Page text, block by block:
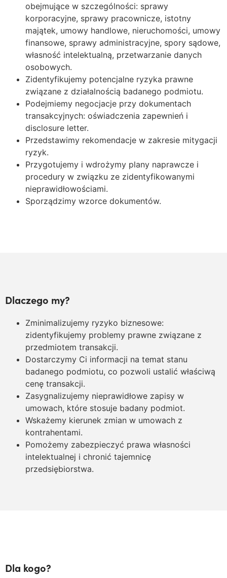
obejmujące w szczególności: sprawy
korporacyjne, sprawy pracownicze, istotny
majątek, umowy handlowe, nieruchomości, umowy
finansowe, sprawy administracyjne, spory sądowe,
własność intelektualną, przetwarzanie danych
osobowych.
Zidentyfikujemy potencjalne ryzyka prawne
związane z działalnością badanego podmiotu.
Podejmiemy negocjacje przy dokumentach
transakcyjnych: oświadczenia zapewnień i
disclosure letter.
Przedstawimy rekomendacje w zakresie mitygacji
ryzyk.
Przygotujemy i wdrożymy plany naprawcze i
procedury w związku ze zidentyfikowanymi
nieprawidłowościami.
Sporządzimy wzorce dokumentów.
Dlaczego my?
Zminimalizujemy ryzyko biznesowe:
zidentyfikujemy problemy prawne związane z
przedmiotem transakcji.
Dostarczymy Ci informacji na temat stanu
badanego podmiotu, co pozwoli ustalić właściwą
cenę transakcji.
Zasygnalizujemy nieprawidłowe zapisy w
umowach, które stosuje badany podmiot.
Wskażemy kierunek zmian w umowach z
kontrahentami.
Pomożemy zabezpieczyć prawa własności
intelektualnej i chronić tajemnicę
przedsiębiorstwa.
Dla kogo?